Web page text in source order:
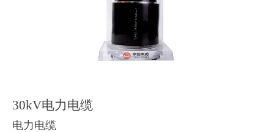
30kV电力电缆
电力电缆